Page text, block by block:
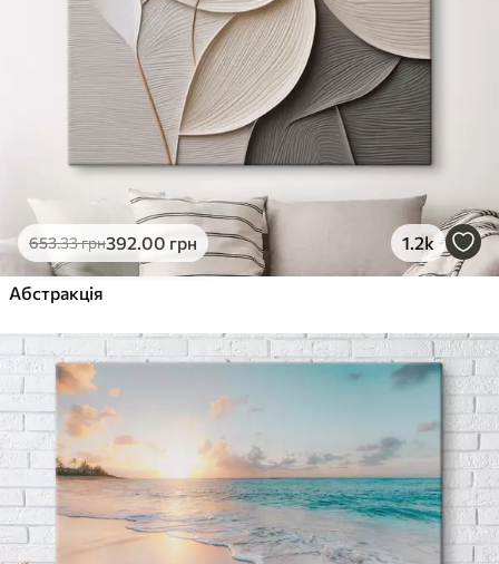
653.33грн392.00 грн 1.2k
Абстракція